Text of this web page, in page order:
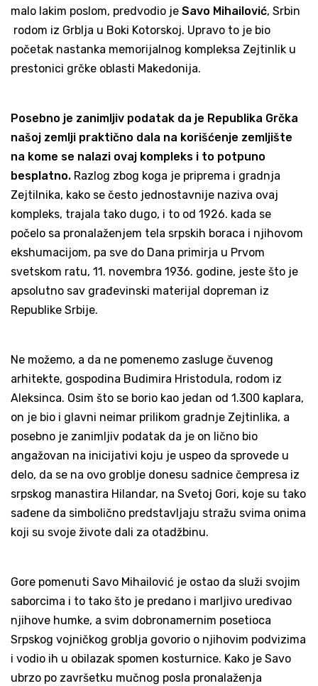
malo lakim poslom, predvodio je Savo Mihailović, Srbin
rodom iz Grblja u Boki Kotorskoj. Upravo to je bio
početak nastanka memorijalnog kompleksa Zejtinlik u
prestonici grčke oblasti Makedonija.
Posebno je zanimljiv podatak da je Republika Grčka
našoj zemlji praktično dala na korišćenje zemljište
na kome se nalazi ovaj kompleks i to potpuno
besplatno. Razlog zbog koga je priprema i gradnja
Zejtilnika, kako se često jednostavnije naziva ovaj
kompleks, trajala tako dugo, i to od 1926. kada se
počelo sa pronalaženjem tela srpskih boraca i njihovom
ekshumacijom, pa sve do Dana primirja u Prvom
svetskom ratu, 11. novembra 1936. godine, jeste što je
apsolutno sav građevinski materijal dopreman iz
Republike Srbije.
Ne možemo, a da ne pomenemo zasluge čuvenog
arhitekte, gospodina Budimira Hristodula, rodom iz
Aleksinca. Osim što se borio kao jedan od 1.300 kaplara,
on je bio i glavni neimar prilikom gradnje Zejtinlika, a
posebno je zanimljiv podatak da je on lično bio
angažovan na inicijativi koju je uspeo da sprovede u
delo, da se na ovo groblje donesu sadnice čempresa iz
srpskog manastira Hilandar, na Svetoj Gori, koje su tako
sađene da simbolično predstavljaju stražu svima onima
koji su svoje živote dali za otadžbinu.
Gore pomenuti Savo Mihailović je ostao da služi svojim
saborcima i to tako što je predano i marljivo uređivao
njihove humke, a svim dobronamernim posetioca
Srpskog vojničkog groblja govorio o njihovim podvizima
i vodio ih u obilazak spomen kosturnice. Kako je Savo
ubrzo po završetku mučnog posla pronalaženja